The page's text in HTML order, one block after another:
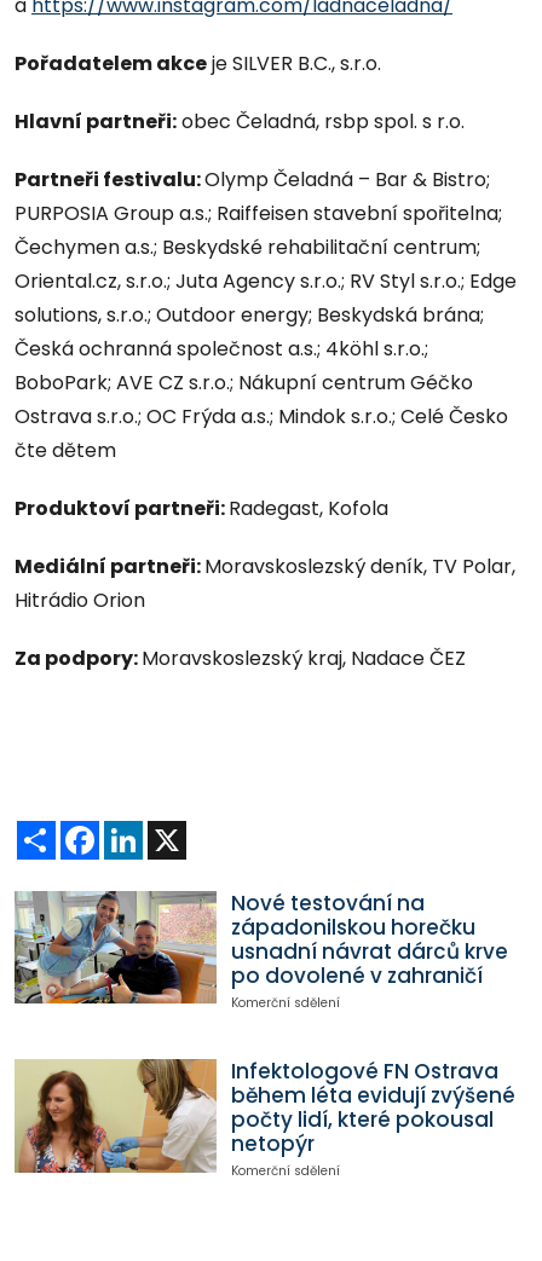
Pořadatelem akceje SILVER B.C., s.r.o.
Hlavní partneři:obec Čeladná, rsbp spol. s r.o.
Partneři festivalu:Olymp Čeladná – Bar & Bistro;
PURPOSIA Group a.s.; Raiffeisen stavební spořitelna;
Čechymen a.s.; Beskydské rehabilitační centrum;
Oriental.cz, s.r.o.; Juta Agency s.r.o.; RV Styl s.r.o.; Edge
solutions, s.r.o.; Outdoor energy; Beskydská brána;
Česká ochranná společnost a.s.; 4köhl s.r.o.;
BoboPark; AVE CZ s.r.o.; Nákupní centrum Géčko
Ostrava s.r.o.; OC Frýda a.s.; Mindok s.r.o.; Celé Česko
čte dětem
Produktoví partneři:Radegast, Kofola
Mediální partneři:Moravskoslezský deník, TV Polar,
Hitrádio Orion
Za podpory:Moravskoslezský kraj, Nadace ČEZ
Sdílet Facebook
LinkedIn
Nové testování na
západonilskou horečku
usnadní návrat dárců krve
po dovolené v zahraničí
Komerční sdělení
Infektologové FN Ostrava
během léta evidují zvýšené
počty lidí, které pokousal
netopýr
Komerční sdělení